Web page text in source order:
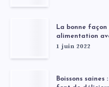
La bonne façon
alimentation
1 juin 2022
Boissons